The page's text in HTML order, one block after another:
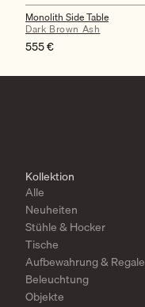
Monolith Side Table
Dark Brown Ash
555€
Kollektion
Alle
Neuheiten
Stühle & Hocker
Tische
Aufbewahrung & Regale
Beleuchtung
Objekte